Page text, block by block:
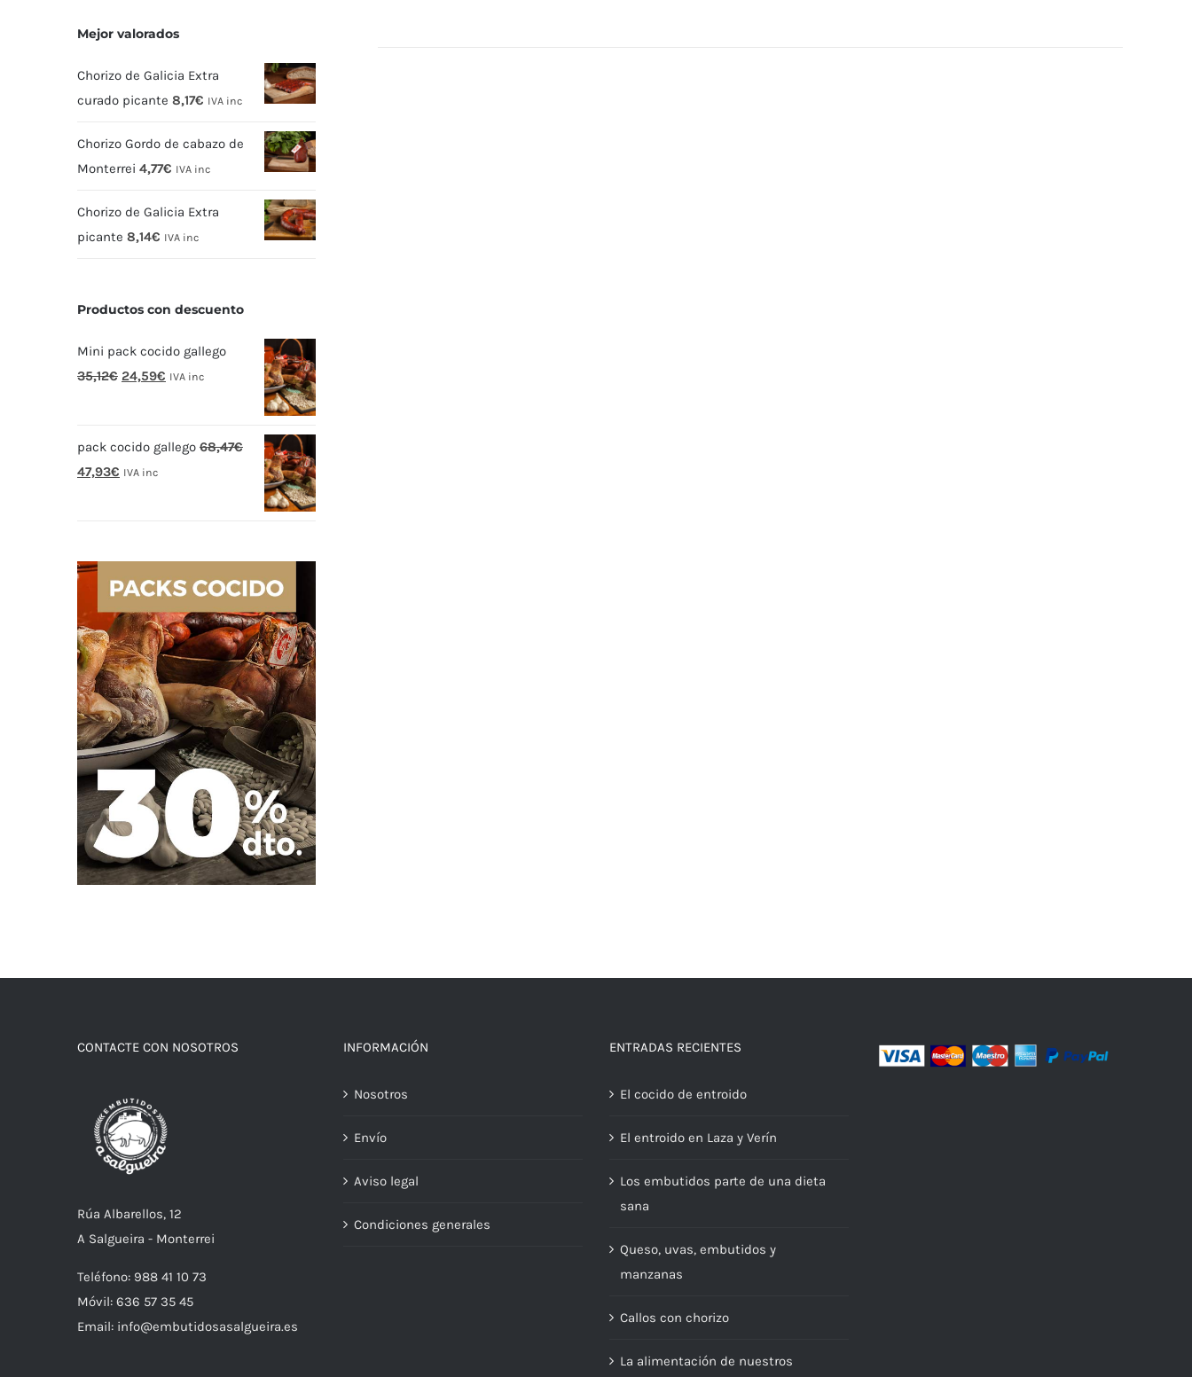
Mejor valorados
Chorizo de Galicia Extra
curado picante 8,17€ IVA inc
Chorizo Gordo de cabazo de
Monterrei 4,77€ IVA inc
Chorizo de Galicia Extra
picante 8,14€ IVA inc
Productos con descuento
Mini pack cocido gallego
35,12€ El
era:
35,12€.
24,59€ El
es:
IVA inc
pack cocido gallego 68,47€
El
68,47€.
47,93€ El
IVA inc
CONTACTE CON NOSOTROS
Rúa Albarellos, 12
A Salgueira - Monterrei
Teléfono: 988 41 10 73
Móvil: 636 57 35 45
Email: info@embutidosasalgueira.es
INFORMACIÓN
Nosotros
Envío
Aviso legal
Condiciones generales
ENTRADAS RECIENTES
El cocido de entroido
El entroido en Laza y Verín
Los embutidos parte de una dieta
sana
Queso, uvas, embutidos y
manzanas
Callos con chorizo
La alimentación de nuestros